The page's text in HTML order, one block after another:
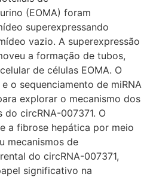
(EOMA) foram
superexpressando
vazio. A superexpressão
a formação de tubos,
de células EOMA. O
o sequenciamento de miRNA
explorar o mecanismo dos
circRNA-007371. O
a fibrose hepática por meio
mecanismos de
do circRNA-007371,
significativo na